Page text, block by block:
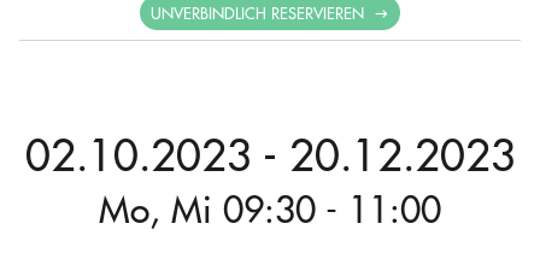
UNVERBINDLICH RESERVIEREN
02.10.2023 - 20.12.2023
Mo, Mi 09:30 - 11:00